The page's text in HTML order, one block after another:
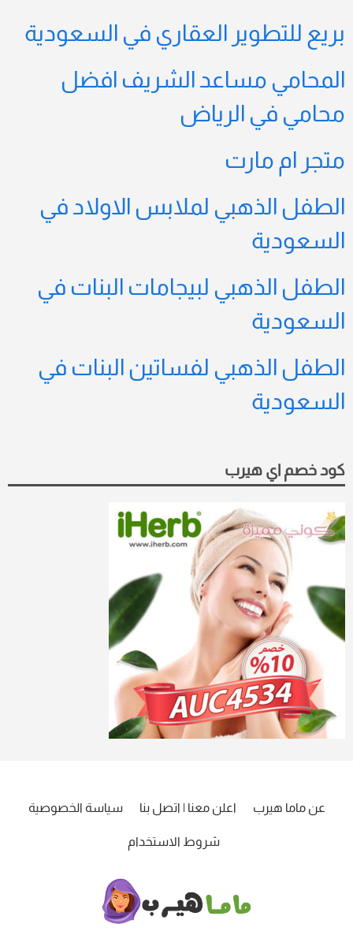
بريع للتطوير العقاري في السعودية
المحامي مساعد الشريف افضل
محامي في الرياض
متجر ام مارت
الطفل الذهبي لملابس الاولاد في
السعودية
الطفل الذهبي لبيجامات البنات في
السعودية
الطفل الذهبي لفساتين البنات في
السعودية
كود خصم اي هيرب
عن ماما هيرب اعلن معنا | اتصل بنا سياسة الخصوصية
شروط الاستخدام